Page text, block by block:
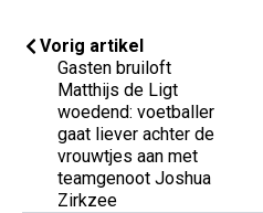
Vorig artikel
Gasten bruiloft
Matthijs de Ligt
woedend: voetballer
gaat liever achter de
vrouwtjes aan met
teamgenoot Joshua
Zirkzee